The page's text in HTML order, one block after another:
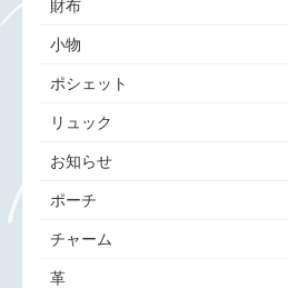
財布
小物
ポシェット
リュック
お知らせ
ポーチ
チャーム
革